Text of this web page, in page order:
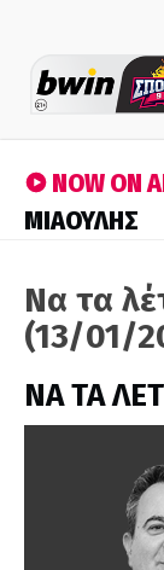
NOW ON
ΜΙΑΟΥΛΗΣ
Να τα
(13/01/
ΝΑ ΤΑ